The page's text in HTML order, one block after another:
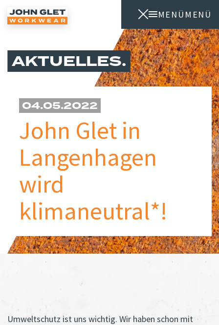
MENÜ
MENÜ
AKTUELLES
John Glet in
Langenhagen
wird
klimaneutral*!
04.05.2022
Umweltschutz ist uns wichtig. Wir haben schon mit